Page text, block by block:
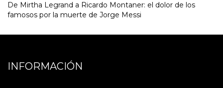
De Mirtha Legrand a Ricardo Montaner: el dolor de los
famosos por la muerte de Jorge Messi
INFORMACIÓN